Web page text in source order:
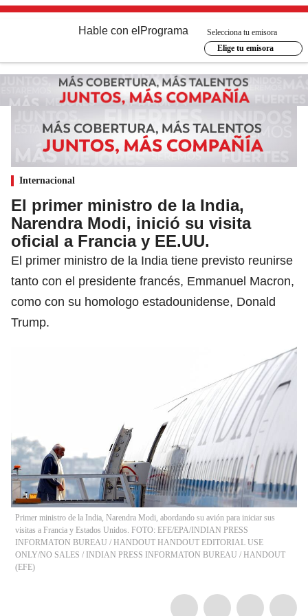
Hable con el Programa
Selecciona tu emisora
Elige tu emisora
Internacional
El primer ministro de la India,
Narendra Modi, inició su visita
oficial a Francia y EE.UU.
El primer ministro de la India tiene previsto reunirse
tanto con el presidente francés, Emmanuel Macron,
como con su homologo estadounidense, Donald
Trump.
Primer ministro de la India, Narendra Modi, abordando su avión para iniciar sus
visitas a Francia y Estados Unidos. FOTO: EFE/EPA/INDIAN PRESS
INFORMATON BUREAU / HANDOUT HANDOUT EDITORIAL USE
ONLY/NO SALES / INDIAN PRESS INFORMATON BUREAU / HANDOUT
(EFE)